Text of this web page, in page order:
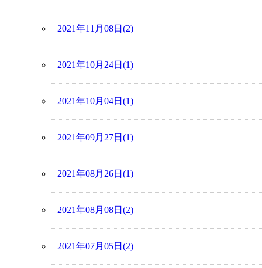
2021年11月08日(2)
2021年10月24日(1)
2021年10月04日(1)
2021年09月27日(1)
2021年08月26日(1)
2021年08月08日(2)
2021年07月05日(2)